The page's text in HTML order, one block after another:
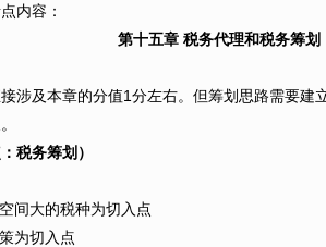
内容：
第十五章 税务代理和税务筹划
涉及本章的分值1分左右。但筹划思路需要建
税务筹划）
间大的税种为切入点
为切入点